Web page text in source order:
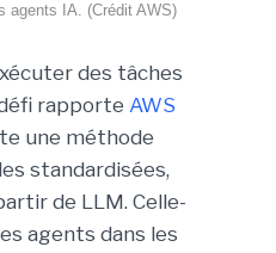
agents IA. (Crédit AWS)
des tâches
rapporte AWS
une méthode
standardisées,
de LLM. Celle-
agents dans les